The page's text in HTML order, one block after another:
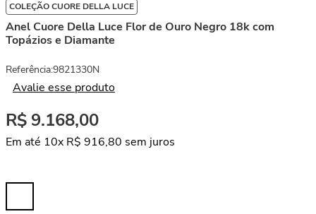
COLEÇÃO CUORE DELLA LUCE
Anel Cuore Della Luce Flor de Ouro Negro 18k com
Topázios e Diamante
Referência:9821330N
Avalie esse produto
R$ 9.168,00
Em até 10x R$ 916,80 sem juros